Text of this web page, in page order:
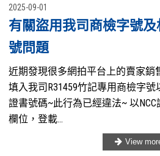
2025-09-01
有關盜用我司商檢字號及
號問題
近期發現很多網拍平台上的賣家銷
填入我司R31459竹記專用商檢字號
證書號碼~此行為已經違法~ 以
欄位，登載...